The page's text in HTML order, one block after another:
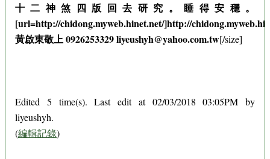
十二神煞四版回去研究。睡得安穩。
[url=http://chidong.myweb.hinet.net/]http://
黃啟東敬上 0926253329 liyeushyh@yahoo.com.tw[/size]
Edited 5 time(s). Last edit at 02/03/2018 03:05PM by
liyeushyh.
(編輯記錄)